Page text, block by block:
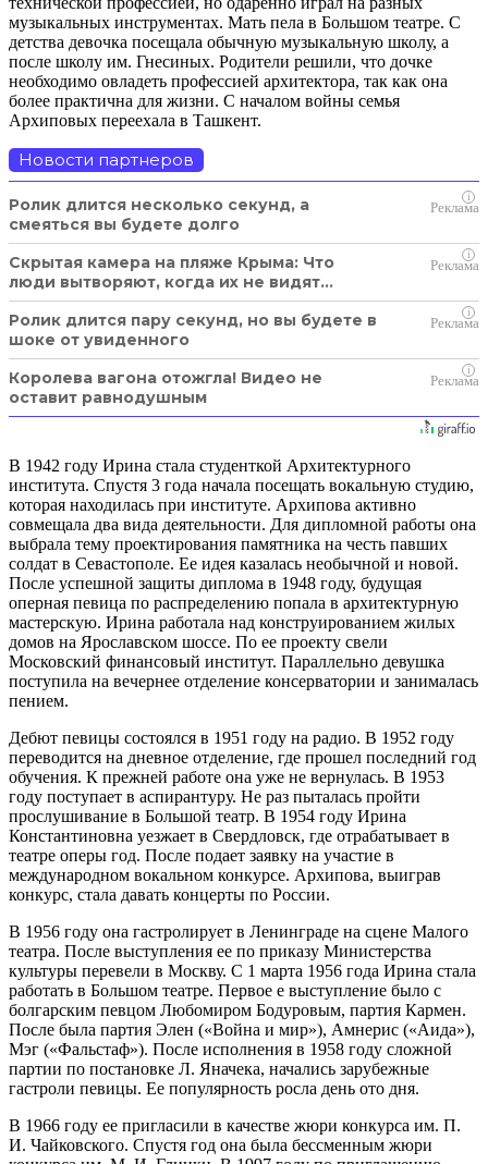
музыкальных инструментах. Мать пела в Большом театре. С
детства девочка посещала обычную музыкальную школу, а
после школу им. Гнесиных. Родители решили, что дочке
необходимо овладеть профессией архитектора, так как она
более практична для жизни. С началом войны семья
Архиповых переехала в Ташкент.
Новости партнеров
i
Ролик длится несколько секунд, а
смеяться вы будете долго
i
Скрытая камера на пляже Крыма: Что
люди вытворяют, когда их не видят...
i
Ролик длится пару секунд, но вы будете в
шоке от увиденного
i
Королева вагона отожгла! Видео не
оставит равнодушным
В 1942 году Ирина стала студенткой Архитектурного
института. Спустя 3 года начала посещать вокальную студию,
которая находилась при институте. Архипова активно
совмещала два вида деятельности. Для дипломной работы она
выбрала тему проектирования памятника на честь павших
солдат в Севастополе. Ее идея казалась необычной и новой.
После успешной защиты диплома в 1948 году, будущая
оперная певица по распределению попала в архитектурную
мастерскую. Ирина работала над конструированием жилых
домов на Ярославском шоссе. По ее проекту свели
Московский финансовый институт. Параллельно девушка
поступила на вечернее отделение консерватории и занималась
пением.
Дебют певицы состоялся в 1951 году на радио. В 1952 году
переводится на дневное отделение, где прошел последний год
обучения. К прежней работе она уже не вернулась. В 1953
году поступает в аспирантуру. Не раз пыталась пройти
прослушивание в Большой театр. В 1954 году Ирина
Константиновна уезжает в Свердловск, где отрабатывает в
театре оперы год. После подает заявку на участие в
международном вокальном конкурсе. Архипова, выиграв
конкурс, стала давать концерты по России.
В 1956 году она гастролирует в Ленинграде на сцене Малого
театра. После выступления ее по приказу Министерства
культуры перевели в Москву. С 1 марта 1956 года Ирина стала
работать в Большом театре. Первое е выступление было с
болгарским певцом Любомиром Бодуровым, партия Кармен.
После была партия Элен («Война и мир»), Амнерис («Аида»),
Мэг («Фальстаф»). После исполнения в 1958 году сложной
партии по постановке Л. Яначека, начались зарубежные
гастроли певицы. Ее популярность росла день ото дня.
В 1966 году ее пригласили в качестве жюри конкурса им. П.
И. Чайковского. Спустя год она была бессменным жюри